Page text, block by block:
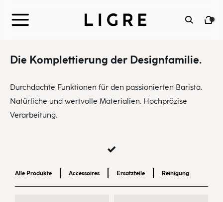
Inhalt
Die Komplettierung der Designfamilie.
Durchdachte Funktionen für den passionierten Barista.
Natürliche und wertvolle Materialien. Hochpräzise
Verarbeitung.
Alle Produkte Accessoires Ersatzteile Reinigung